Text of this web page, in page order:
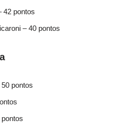
42 pontos
– 40 pontos
pontos